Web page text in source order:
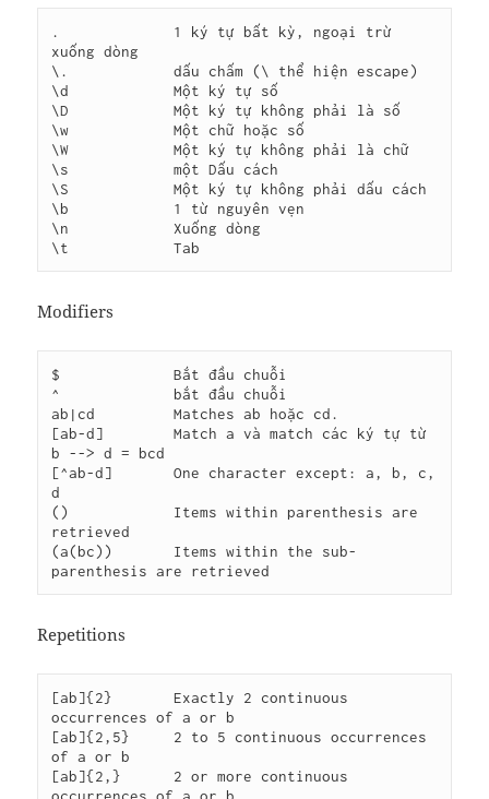
.             1 ký tự bất kỳ, ngoại trừ
xuống dòng
\.            dấu chấm (\ thể hiện escape)
\d            Một ký tự số
\D            Một ký tự không phải là số
\w            Một chữ hoặc số
\W            Một ký tự không phải là chữ
\s            một Dấu cách
\S            Một ký tự không phải dấu cách
\b            1 từ nguyên vẹn
\n            Xuống dòng
\t            Tab
Modifiers
$             Bắt đầu chuỗi
^             bắt đầu chuỗi
ab|cd         Matches ab hoặc cd.
[ab-d]	      Match a và match các ký tự từ
b --> d = bcd
[^ab-d]	      One character except: a, b, c,
d
()            Items within parenthesis are
retrieved
(a(bc))       Items within the sub-
parenthesis are retrieved
Repetitions
[ab]{2}       Exactly 2 continuous
occurrences of a or b
[ab]{2,5}     2 to 5 continuous occurrences
of a or b
[ab]{2,}      2 or more continuous